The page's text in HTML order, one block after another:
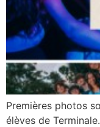
Premières photos
élèves de Terminale.